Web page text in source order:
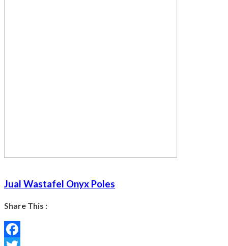
Jual Wastafel Onyx Poles
Share This :